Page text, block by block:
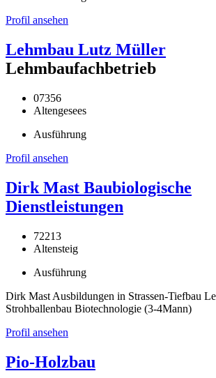
Profil ansehen
Lehmbau Lutz Müller
Lehmbaufachbetrieb
07356
Altengesees
Ausführung
Profil ansehen
Dirk Mast Baubiologische
Dienstleistungen
72213
Altensteig
Ausführung
Dirk Mast Ausbildungen in Strassen-Tiefbau
Strohballenbau Biotechnologie (3-4Mann)
Profil ansehen
Pio-Holzbau